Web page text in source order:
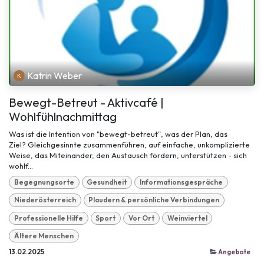
Katrin Weber
Bewegt-Betreut - Aktivcafé |
Wohlfühlnachmittag
Was ist die Intention von "bewegt-betreut", was der Plan, das
Ziel? Gleichgesinnte zusammenführen, auf einfache, unkomplizierte
Weise, das Miteinander, den Austausch fördern, unterstützen - sich
wohlf...
Begegnungsorte Gesundheit Informationsgespräche
Niederösterreich Plaudern & persönliche Verbindungen
Professionelle Hilfe Sport Vor Ort Weinviertel
Ältere Menschen
13.02.2025 Angebote